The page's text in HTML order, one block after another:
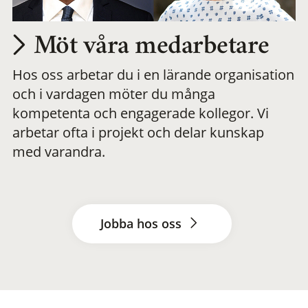
Möt våra medarbetare
Hos oss arbetar du i en lärande organisation
och i vardagen möter du många
kompetenta och engagerade kollegor. Vi
arbetar ofta i projekt och delar kunskap
med varandra.
Jobba hos oss